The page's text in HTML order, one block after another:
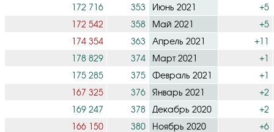
172 716
353 Июнь 2021
+5
172 542
358 Май 2021
+5
174 354
363 Апрель 2021
+11
178 829
374 Март 2021
+1
175 285
375 Февраль 2021
+1
167 325
376 Январь 2021
+2
169 247
378 Декабрь 2020
+2
166 150
380 Ноябрь 2020
+6